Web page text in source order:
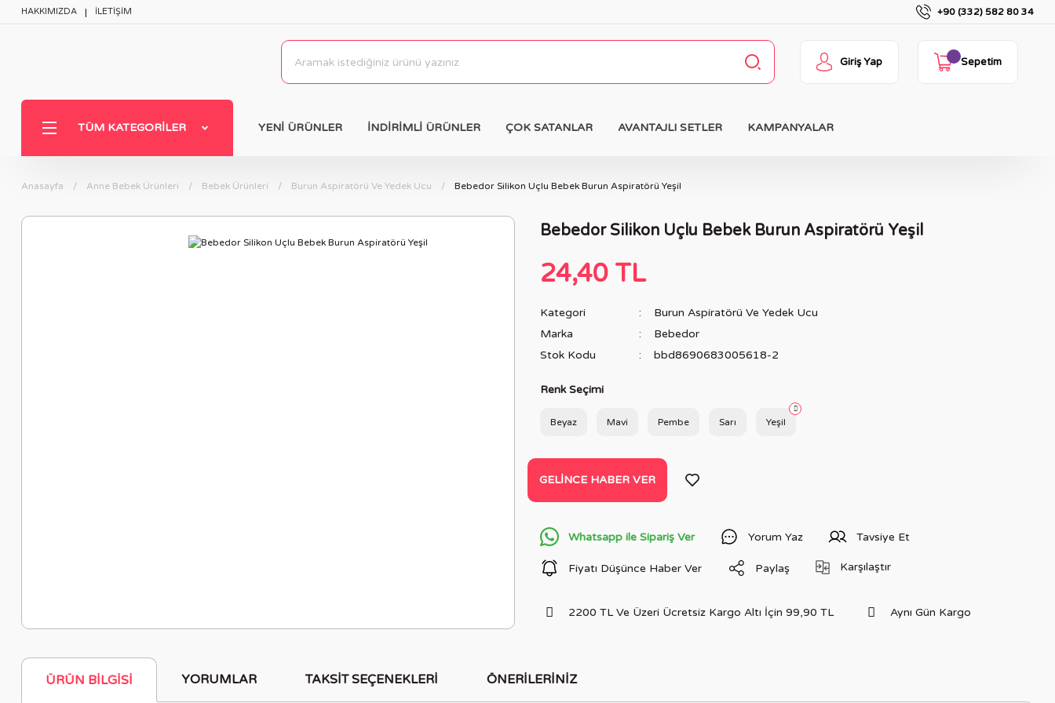
HAKKIMIZDA İLETİŞİM +90 (332) 582 80 34
Giriş Yap Sepetim
TÜM KATEGORILER YENİ ÜRÜNLER İNDİRİMLİ ÜRÜNLER ÇOK SATANLAR AVANTAJLI SETLER KAMPANYALAR
Anasayfa Anne Bebek Ürünleri Bebek Ürünleri Burun Aspiratörü Ve Yedek Ucu Bebedor Silikon Uçlu Bebek Burun Aspiratörü Yeşil
Bebedor Silikon Uçlu Bebek Burun Aspiratörü Yeşil
24,40 TL
Kategori
Burun Aspiratörü Ve Yedek Ucu
Marka
Bebedor
Stok Kodu
bbd8690683005618-2
Renk Seçimi
Beyaz Mavi Pembe Sarı Yeşil
GELINCE HABER VER
Whatsapp ile Sipariş Ver Yorum Yaz Tavsiye Et
Fiyatı Düşünce Haber Ver Paylaş Karşılaştır
2200 TL Ve Üzeri Ücretsiz Kargo Altı İçin 99,90 TL Aynı Gün Kargo
ÜRÜN BILGISI YORUMLAR TAKSIT SEÇENEKLERI ÖNERILERINIZ